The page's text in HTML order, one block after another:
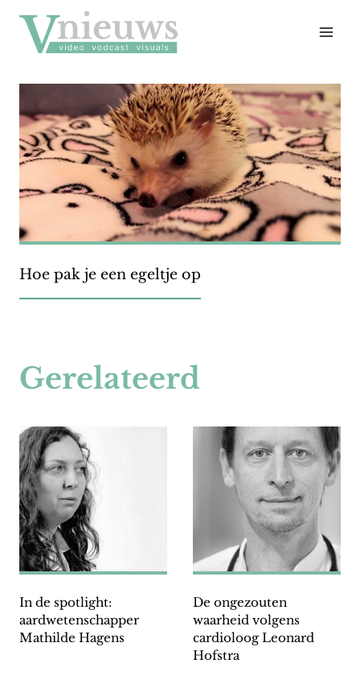
naar
inhoud
Hoe pak je een egeltje op
Gerelateerd
In de spotlight:
aardwetenschapper
Mathilde Hagens
De ongezouten
waarheid volgens
cardioloog Leonard
Hofstra